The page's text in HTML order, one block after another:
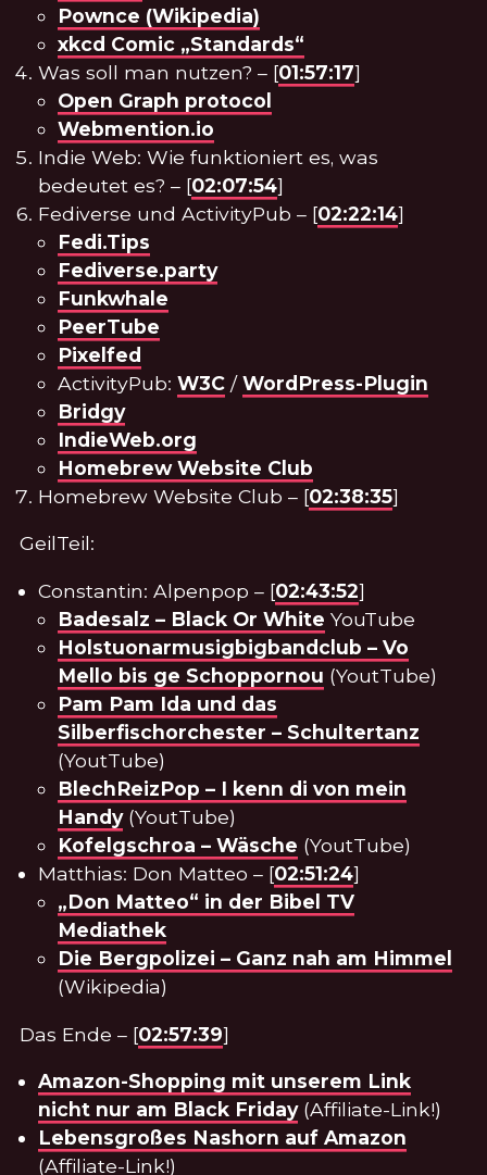
Pownce (Wikipedia)
xkcd Comic „Standards“
Was soll man nutzen? – [01:57:17]
Open Graph protocol
Webmention.io
Indie Web: Wie funktioniert es, was
bedeutet es? – [02:07:54]
Fediverse und ActivityPub – [02:22:14]
Fedi.Tips
Fediverse.party
Funkwhale
PeerTube
Pixelfed
ActivityPub: W3C/WordPress-Plugin
Bridgy
IndieWeb.org
Homebrew Website Club
Homebrew Website Club – [02:38:35]
GeilTeil:
Constantin: Alpenpop – [02:43:52]
Badesalz – Black Or White YouTube
Holstuonarmusigbigbandclub – Vo
Mello bis ge Schoppornou (YoutTube)
Pam Pam Ida und das
Silberfischorchester – Schultertanz
(YoutTube)
BlechReizPop – I kenn di von mein
Handy(YoutTube)
Kofelgschroa – Wäsche (YoutTube)
Matthias: Don Matteo – [02:51:24]
„Don Matteo“ in der Bibel TV
Mediathek
Die Bergpolizei – Ganz nah am Himmel
(Wikipedia)
Das Ende – [02:57:39]
Amazon-Shopping mit unserem Link
nicht nur am Black Friday(Affiliate-Link!)
Lebensgroßes Nashorn auf Amazon
(Affiliate-Link!)